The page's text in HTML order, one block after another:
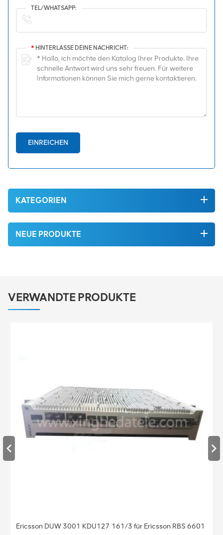
TEL/WHATSAPP:
* HINTERLASSE DEINE NACHRICHT:
EINREICHEN
KATEGORIEN
NEUE PRODUKTE
VERWANDTE PRODUKTE
Basisstation BBU Baseband Ericsson Baseband 5212